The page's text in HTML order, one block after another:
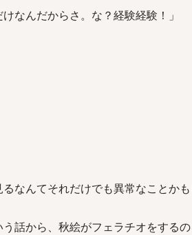
なんだからさ。な？経験経験！」
なんてそれだけでも異常なことかも
話から、秋絵がフェラチオをする